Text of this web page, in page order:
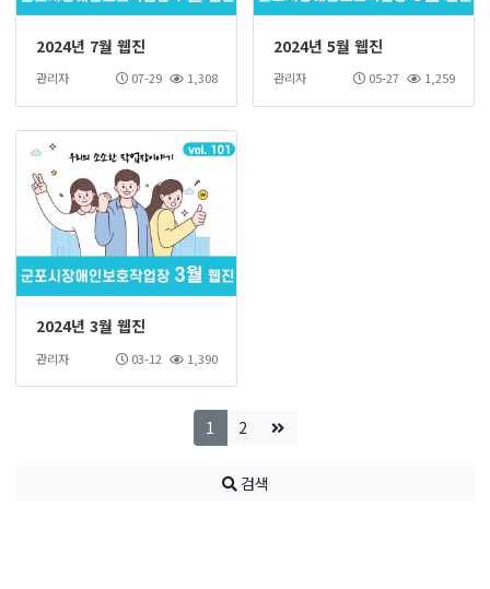
2024년 7월 웹진
관리자 07-29 1,308
2024년 5월 웹진
관리자 05-27 1,259
2024년 3월 웹진
관리자 03-12 1,390
1 2
검색